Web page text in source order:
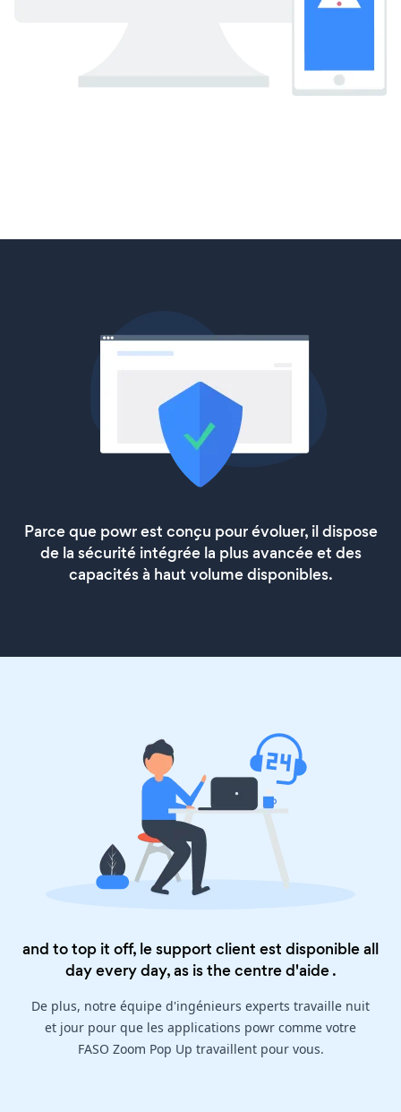
Parce que powr est conçu pour évoluer, il dispose
de la sécurité intégrée la plus avancée et des
capacités à haut volume disponibles.
and to top it off, le support client est disponible all
day every day, as is thecentre d'aide.
De plus, notre équipe d'ingénieurs experts travaille nuit
et jour pour que les applications powr comme votre
FASO Zoom Pop Up travaillent pour vous.